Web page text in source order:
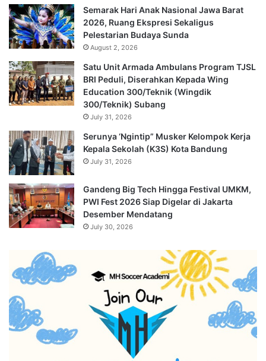
Semarak Hari Anak Nasional Jawa Barat
2026, Ruang Ekspresi Sekaligus
Pelestarian Budaya Sunda
August 2, 2026
Satu Unit Armada Ambulans Program TJSL
BRI Peduli, Diserahkan Kepada Wing
Education 300/Teknik (Wingdik
300/Teknik) Subang
July 31, 2026
Serunya ‘Ngintip” Musker Kelompok Kerja
Kepala Sekolah (K3S) Kota Bandung
July 31, 2026
Gandeng Big Tech Hingga Festival UMKM,
PWI Fest 2026 Siap Digelar di Jakarta
Desember Mendatang
July 30, 2026